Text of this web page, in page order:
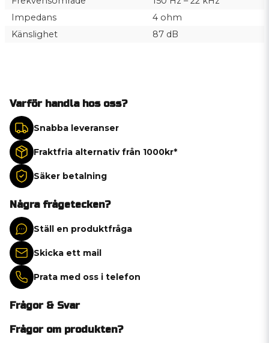
Impedans
4 ohm
Känslighet
87 dB
Varför handla hos oss?
Snabba leveranser
Fraktfria alternativ från 1000kr*
Säker betalning
Några frågetecken?
Ställ en produktfråga
Skicka ett mail
Prata med oss i telefon
Frågor & Svar
Frågor om produkten?